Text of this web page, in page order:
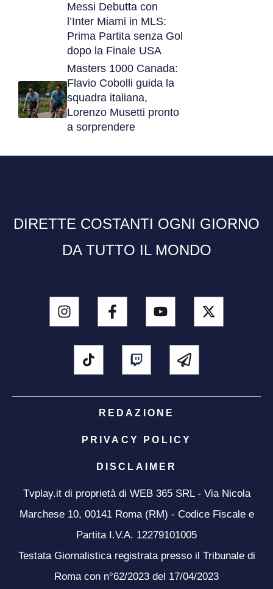
Messi Debutta con
l’Inter Miami in MLS:
Prima Partita senza Gol
dopo la Finale USA
Masters 1000 Canada:
Flavio Cobolli guida la
squadra italiana,
Lorenzo Musetti pronto
a sorprendere
DIRETTE COSTANTI OGNI GIORNO
DA TUTTO IL MONDO
REDAZIONE
PRIVACY POLICY
DISCLAIMER
Tvplay.it di proprietà di WEB 365 SRL - Via Nicola
Marchese 10, 00141 Roma (RM) - Codice Fiscale e
Partita I.V.A. 12279101005
Testata Giornalistica registrata presso il Tribunale di
Roma con n°62/2023 del 17/04/2023